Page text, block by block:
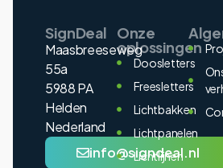
SignDeal
Maasbreeseweg
55a
5988 PA
Helden
Nederland
info@signdeal.nl
Onze
oplossingen
Doosletters
Freesletters
Lichtbakken
Lichtpanelen
Lichtlijnen